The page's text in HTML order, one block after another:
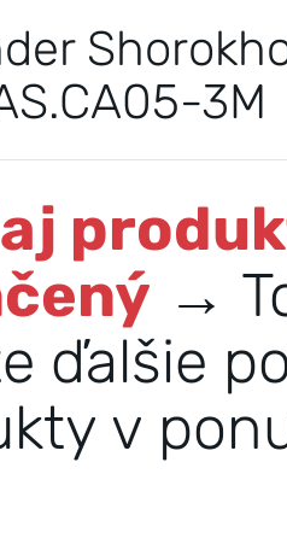
3M
→
ďalšie
v